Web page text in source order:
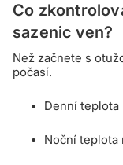
Co
sazenic ven?
Než začnete s
počasí.
Denní teplota
Noční teplota